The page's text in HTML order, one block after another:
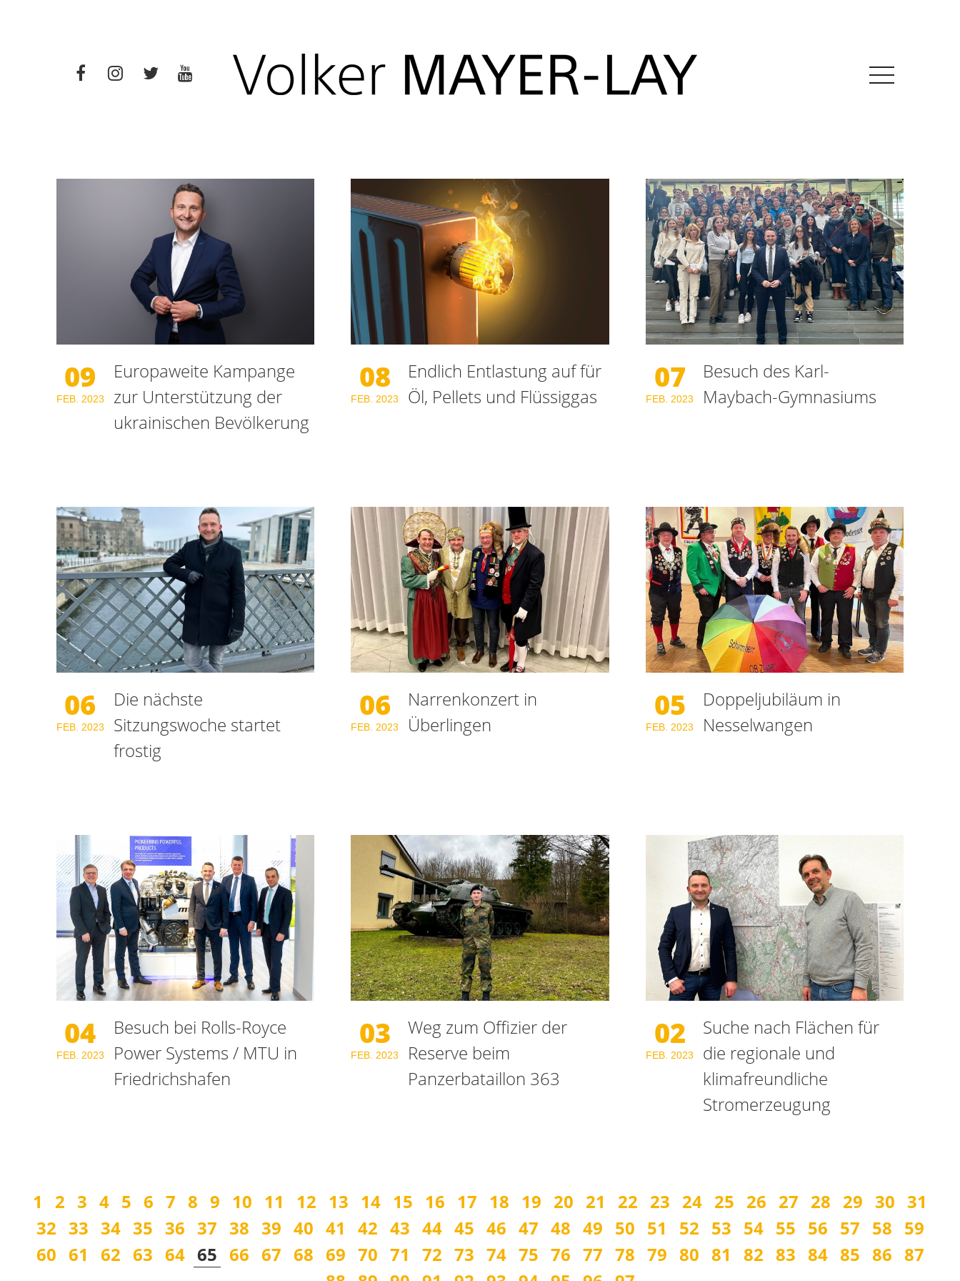
09
FEB. 2023
Europaweite Kampange
zur Unterstützung der
ukrainischen Bevölkerung
08
FEB. 2023
Endlich Entlastung auf für
Öl, Pellets und Flüssiggas
07
FEB. 2023
Besuch des Karl-
Maybach-Gymnasiums
06
FEB. 2023
Die nächste
Sitzungswoche startet
frostig
06
FEB. 2023
Narrenkonzert in
Überlingen
05
FEB. 2023
Doppeljubiläum in
Nesselwangen
04
FEB. 2023
Besuch bei Rolls-Royce
Power Systems / MTU in
Friedrichshafen
03
FEB. 2023
Weg zum Offizier der
Reserve beim
Panzerbataillon 363
02
FEB. 2023
Suche nach Flächen für
die regionale und
klimafreundliche
Stromerzeugung
1 2 3 4 5 6 7 8 9 10 11 12 13 14 15 16 17 18 19 20 21 22 23 24 25 26 27 28 29 30 31
32 33 34 35 36 37 38 39 40 41 42 43 44 45 46 47 48 49 50 51 52 53 54 55 56 57 58 59
60 61 62 63 64 65 66 67 68 69 70 71 72 73 74 75 76 77 78 79 80 81 82 83 84 85 86 87